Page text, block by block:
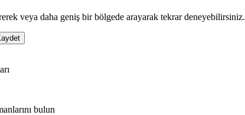
veya daha geniş bir bölgede arayarak tekrar deneyebilirsiniz.
bulun